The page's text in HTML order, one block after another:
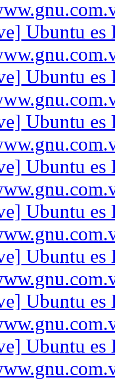
Ubuntu es
Ubuntu es
Ubuntu es
Ubuntu es
Ubuntu es
Ubuntu es
Ubuntu es
Ubuntu es